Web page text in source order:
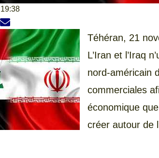
19:38
Téhéran, 21
L’Iran et l’Iraq
nord-américain
commerciales
économique
créer autour de